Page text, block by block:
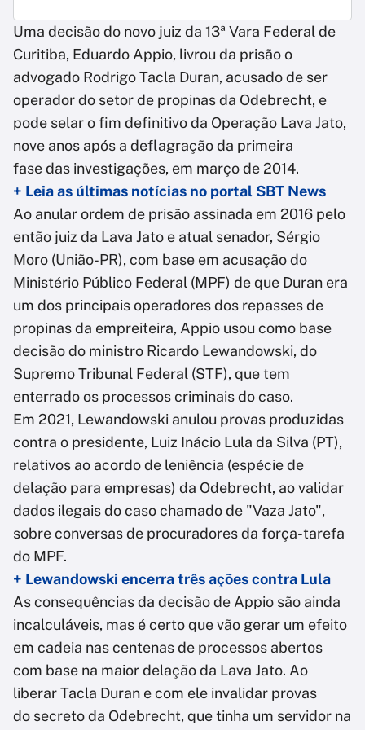
Uma decisão do novo juiz da 13ª Vara Federal de
Curitiba, Eduardo Appio, livrou da prisão o
advogado Rodrigo Tacla Duran, acusado de ser
operador do setor de propinas da Odebrecht, e
pode selar o fim definitivo da Operação Lava Jato,
nove anos após a deflagração da primeira
fase das investigações, em março de 2014.
+ Leia as últimas notícias no portal SBT News
Ao anular ordem de prisão assinada em 2016 pelo
então juiz da Lava Jato e atual senador, Sérgio
Moro (União-PR), com base em acusação do
Ministério Público Federal (MPF) de que Duran era
um dos principais operadores dos repasses de
propinas da empreiteira, Appio usou como base
decisão do ministro Ricardo Lewandowski, do
Supremo Tribunal Federal (STF), que tem
enterrado os processos criminais do caso.
Em 2021, Lewandowski anulou provas produzidas
contra o presidente, Luiz Inácio Lula da Silva (PT),
relativos ao acordo de leniência (espécie de
delação para empresas) da Odebrecht, ao validar
dados ilegais do caso chamado de "Vaza Jato",
sobre conversas de procuradores da força-tarefa
do MPF.
+ Lewandowski encerra três ações contra Lula
As consequências da decisão de Appio são ainda
incalculáveis, mas é certo que vão gerar um efeito
em cadeia nas centenas de processos abertos
com base na maior delação da Lava Jato. Ao
liberar Tacla Duran e com ele invalidar provas
do secreto da Odebrecht, que tinha um servidor na